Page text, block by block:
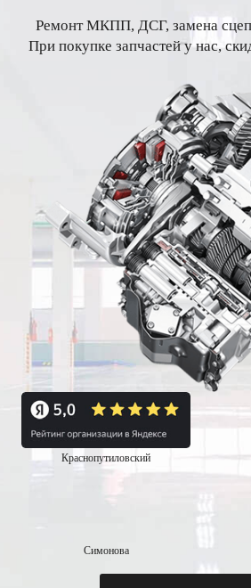
Ремонт МКПП, ДСГ, замена
При покупке запчастей у нас,
Краснопутиловский
Симонова